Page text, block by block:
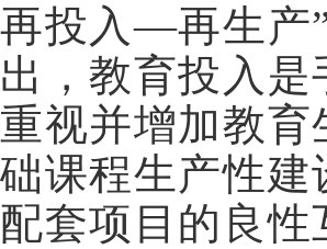
再投入—再生产
出，教育投入
重视并增加教
础课程生产性
配套项目的良性